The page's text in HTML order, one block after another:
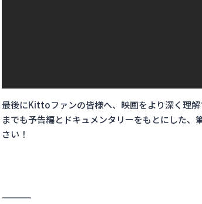
最後にKittoファンの皆様へ、映画をより深く理
までも予告編とドキュメンタリーをもとにした
さい！